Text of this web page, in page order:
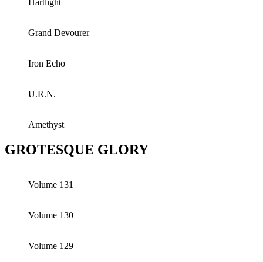
Grand Devourer
Iron Echo
U.R.N.
Amethyst
GROTESQUE GLORY
Volume 131
Volume 130
Volume 129